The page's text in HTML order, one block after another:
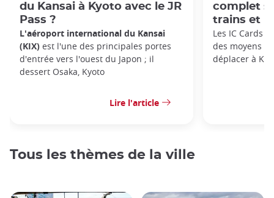
du Kansai à Kyoto avec le JR
Pass ?
L'aéroport international du Kansai
(KIX) est l'une des principales portes
d'entrée vers l'ouest du Japon ; il
dessert Osaka, Kyoto
Lire l'article
complet
trains et
Les IC Cards
des moyens
déplacer à
Tous les thèmes de la ville